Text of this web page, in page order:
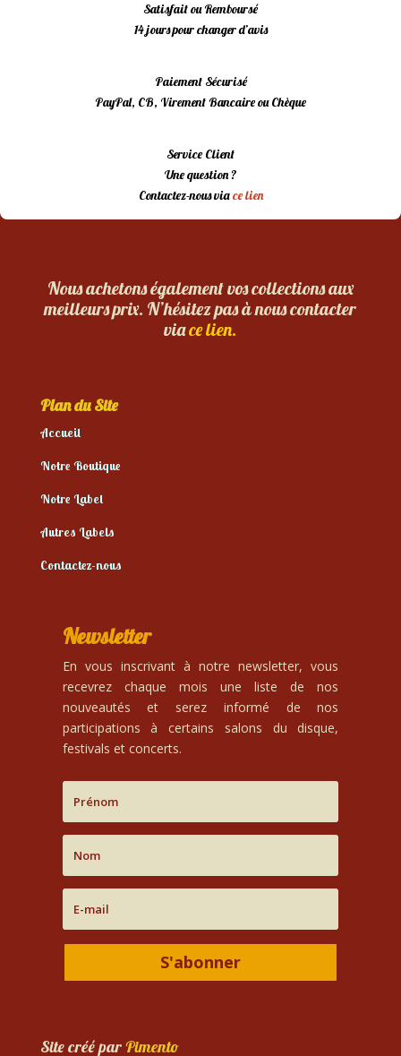
Satisfait ou Remboursé
14 jours pour changer d’avis
Paiement Sécurisé
PayPal, CB, Virement Bancaire ou Chèque
Service Client
Une question ?
Contactez-nous viace lien
Nous achetons également vos collections aux
meilleurs prix. N’hésitez pas à nous contacter
viace lien.
Plan du Site
Accueil
Notre Boutique
Notre Label
Autres Labels
Contactez-nous
Newsletter
En vous inscrivant à notre newsletter, vous
recevrez chaque mois une liste de nos
nouveautés et serez informé de nos
participations à certains salons du disque,
festivals et concerts.
S'abonner
Site créé parPimento